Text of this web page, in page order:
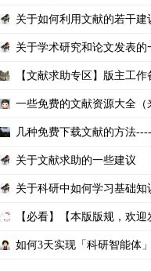
关于如何利用文献的若干建
关于学术研究和论文发表的
【文献求助专区】版主工作
一些免费的文献资源大全（
几种免费下载文献的方法
关于文献求助的一些建议
关于科研中如何学习基础知
【必看】【本版版规，欢迎
如何3天实现「科研智能体